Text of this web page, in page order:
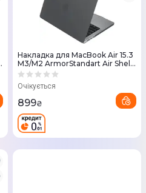
Накладка для MacBook Air 15.3
M3/M2 ArmorStandart Air Shell
Grey (ARM80465)
Очікується
899₴